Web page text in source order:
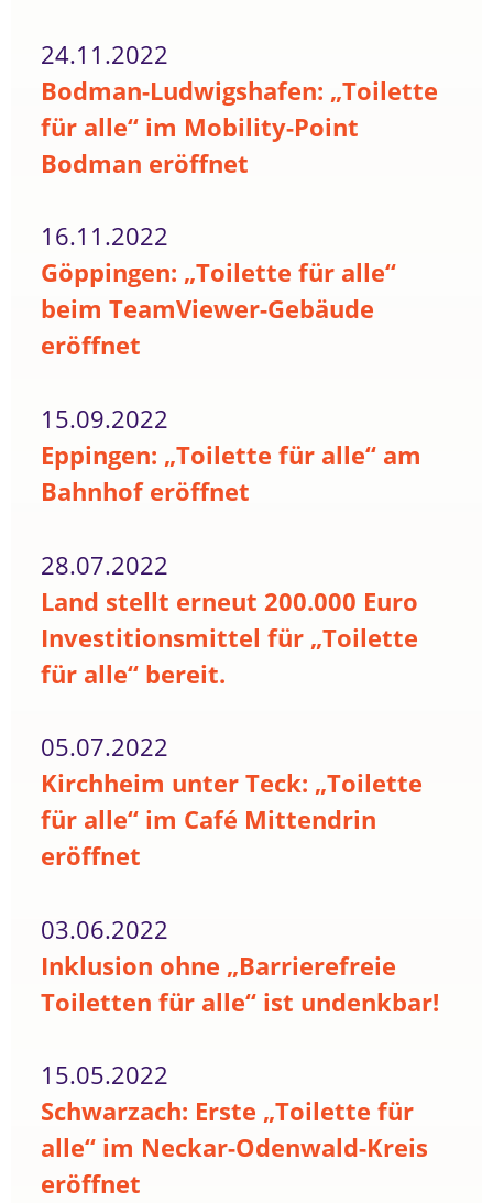
24.11.2022
Bodman-Ludwigshafen: „Toilette
für alle“ im Mobility-Point
Bodman eröffnet
16.11.2022
Göppingen: „Toilette für alle“
beim TeamViewer-Gebäude
eröffnet
15.09.2022
Eppingen: „Toilette für alle“ am
Bahnhof eröffnet
28.07.2022
Land stellt erneut 200.000 Euro
Investitionsmittel für „Toilette
für alle“ bereit.
05.07.2022
Kirchheim unter Teck: „Toilette
für alle“ im Café Mittendrin
eröffnet
03.06.2022
Inklusion ohne „Barrierefreie
Toiletten für alle“ ist undenkbar!
15.05.2022
Schwarzach: Erste „Toilette für
alle“ im Neckar-Odenwald-Kreis
eröffnet